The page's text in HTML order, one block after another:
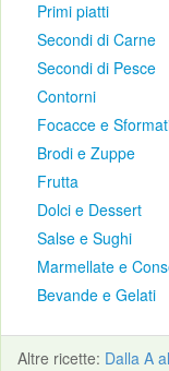
Primi piatti
Secondi di Carne
Secondi di Pesce
Contorni
Focacce e
Brodi e Zuppe
Frutta
Dolci e Dessert
Salse e Sughi
Marmellate e
Bevande e Gelati
Altre ricette: Dalla A